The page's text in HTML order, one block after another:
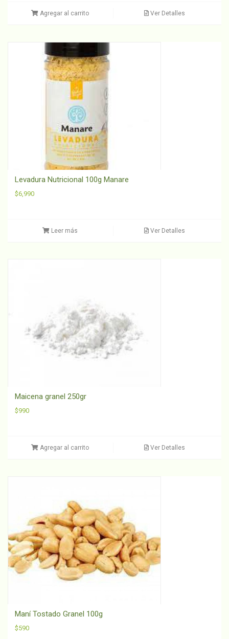
Agregar al carrito Ver Detalles
Levadura Nutricional 100g Manare
$6,990
Leer más Ver Detalles
Maicena granel 250gr
$990
Agregar al carrito Ver Detalles
Maní Tostado Granel 100g
$590